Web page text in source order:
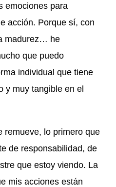
emociones para
acción. Porque sí, con
madurez… he
que puedo
individual que tiene
y muy tangible en el
remueve, lo primero que
de responsabilidad, de
que estoy viendo. La
mis acciones están